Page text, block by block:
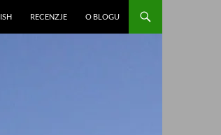
RECENZJE O BLOGU